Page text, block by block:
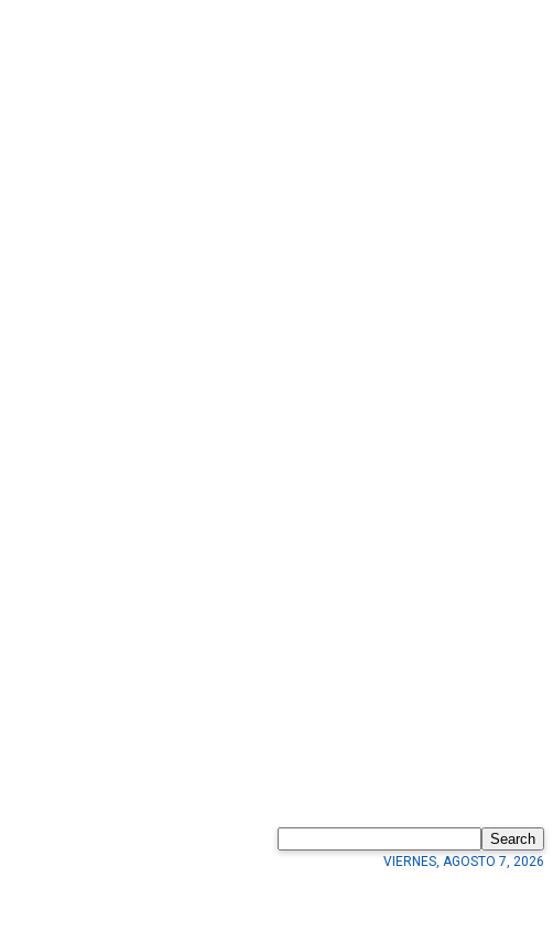
Search
VIERNES, AGOSTO 7, 2026